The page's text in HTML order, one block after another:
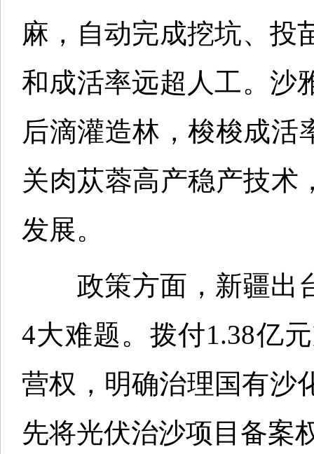
麻，自动完成挖坑、投
和成活率远超人工。沙
后滴灌造林，梭梭成活
关肉苁蓉高产稳产技术
发展。
政策方面，新疆出台
4大难题。拨付1.38亿
营权，明确治理国有沙
先将光伏治沙项目备案